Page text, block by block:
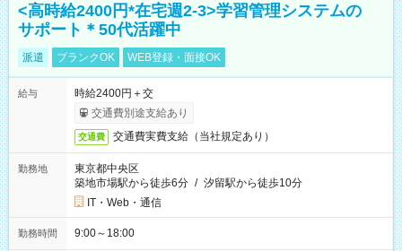
<高時給2400円*在宅週2-3>学習管理システムの
サポート＊50代活躍中
派遣 ブランクOK WEB登録・面接OK
給与
時給2400円＋交
交通費別途支給あり
交通費 交通費実費支給（当社規定あり）
勤務地
東京都中央区
築地市場駅から徒歩6分 / 汐留駅から徒歩10分
IT・Web・通信
勤務時間 9:00～18:00